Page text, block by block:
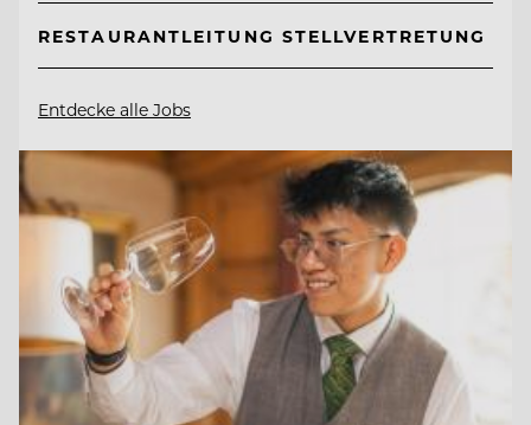
RESTAURANTLEITUNG STELLVERTRETUNG
Entdecke alle Jobs